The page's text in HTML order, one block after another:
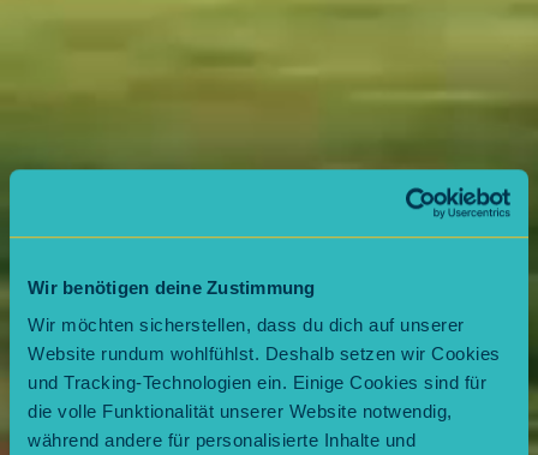
Wir benötigen deine Zustimmung
Wir möchten sicherstellen, dass du dich auf unserer
Website rundum wohlfühlst. Deshalb setzen wir Cookies
und Tracking-Technologien ein. Einige Cookies sind für
die volle Funktionalität unserer Website notwendig,
während andere für personalisierte Inhalte und